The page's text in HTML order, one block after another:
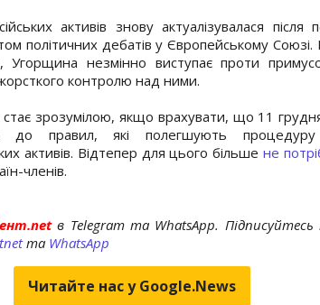
активів знову актуалізувалася після
політичних дебатів у Європейському
Угорщина незмінно виступає проти
контролю над ними.
стає зрозумілою, якщо врахувати, що 11
до правил, які полегшують процедуру
активів. Відтепер для цього більшене
членів.
в Telegram та WhatsApp.
та WhatsApp
Читайте нас у Google.News